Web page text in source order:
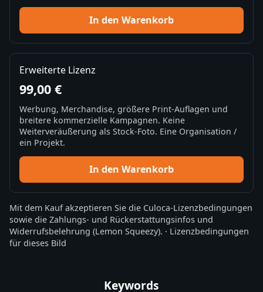
In den Warenkorb
Erweiterte Lizenz
99,00 €
Werbung, Merchandise, größere Print-Auflagen und
breitere kommerzielle Kampagnen. Keine
Weiterveräußerung als Stock-Foto. Eine Organisation /
ein Projekt.
In den Warenkorb
Mit dem Kauf akzeptieren Sie die Culoca-Lizenzbedingungen
sowie die Zahlungs- und Rückerstattungsinfos und
Widerrufsbelehrung (Lemon Squeezy). · Lizenzbedingungen
für dieses Bild
Keywords